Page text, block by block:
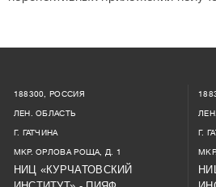
188300, РОССИЯ
ЛЕН. ОБЛАСТЬ
Г. ГАТЧИНА
МКР. ОРЛОВА РОЩА, Д. 1
НИЦ «КУРЧАТОВСКИЙ
Г.